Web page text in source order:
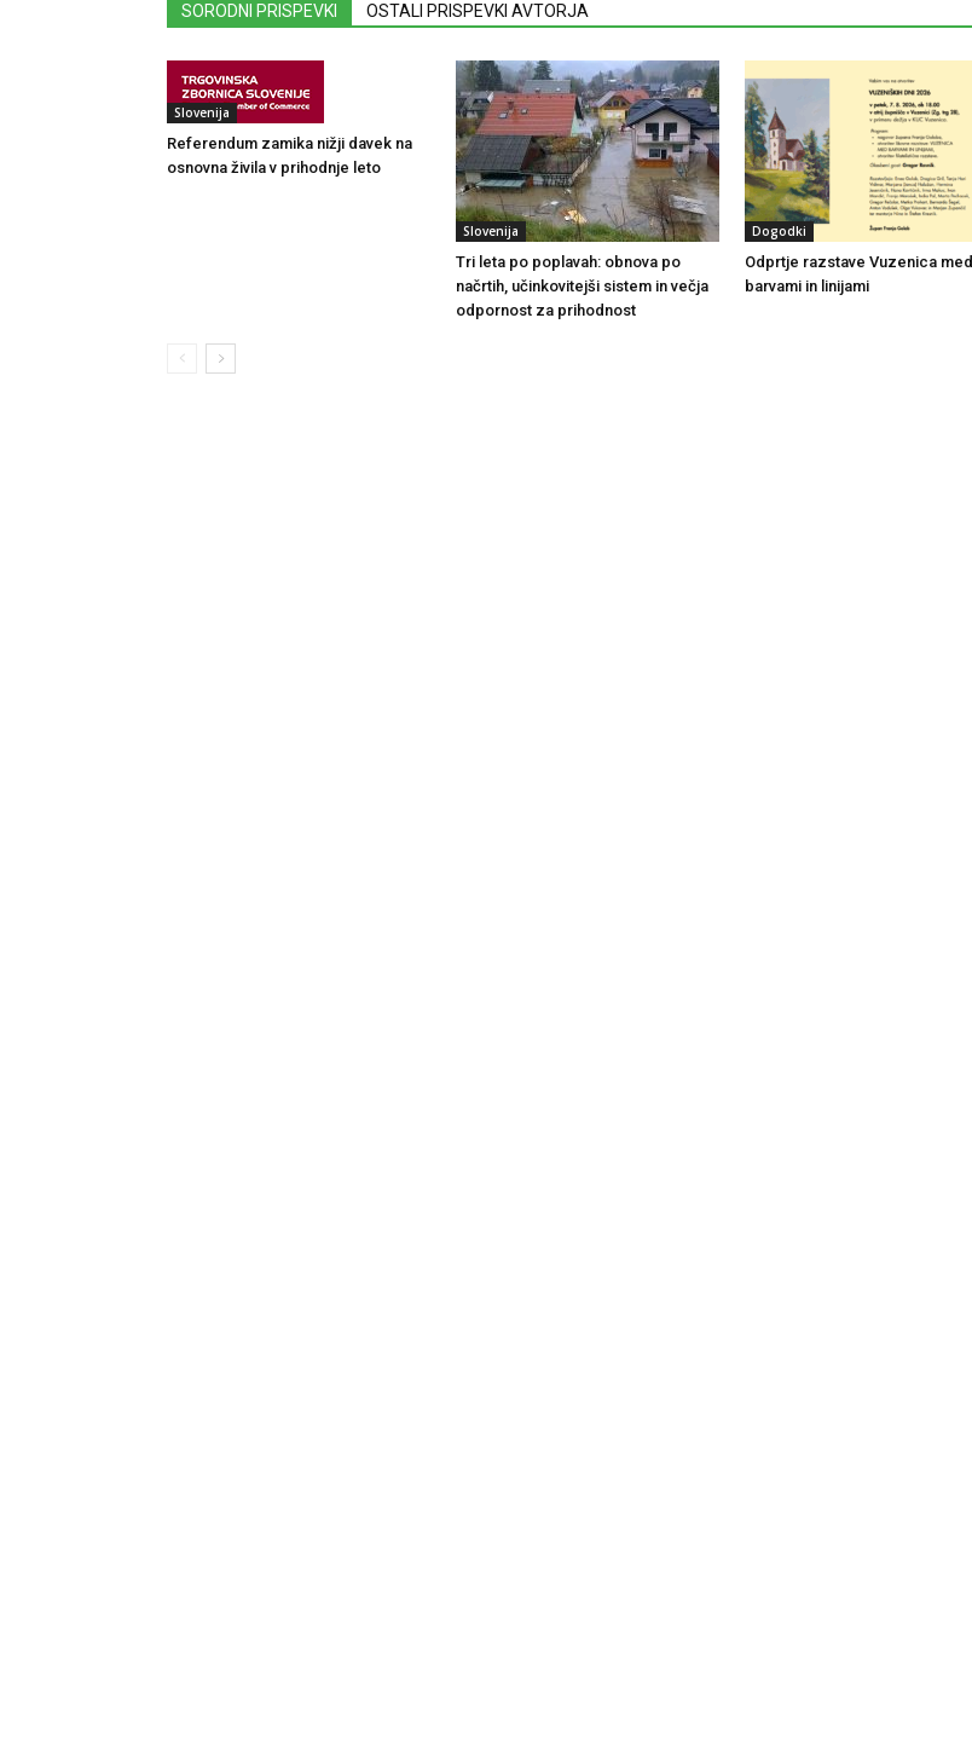
SORODNI PRISPEVKI OSTALI PRISPEVKI AVTORJA
Slovenija
Referendum zamika nižji davek na
osnovna živila v prihodnje leto
Slovenija
Tri leta po poplavah: obnova po
načrtih, učinkovitejši sistem in večja
odpornost za prihodnost
Dogodki
Odprtje razstave Vuzenica med
barvami in linijami